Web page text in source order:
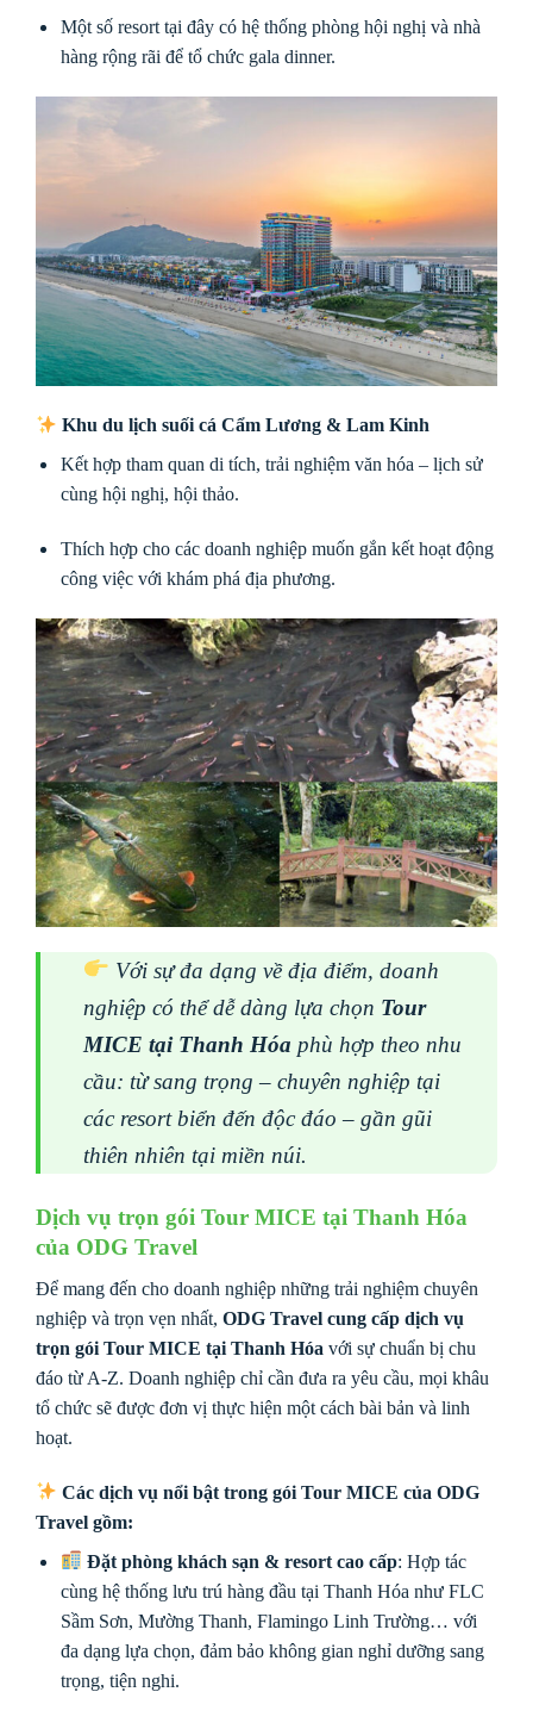
Một số resort tại đây có hệ thống phòng hội nghị và nhà
hàng rộng rãi để tổ chức gala dinner.
Khu du lịch suối cá Cẩm Lương & Lam Kinh
Kết hợp tham quan di tích, trải nghiệm văn hóa – lịch sử
cùng hội nghị, hội thảo.
Thích hợp cho các doanh nghiệp muốn gắn kết hoạt động
công việc với khám phá địa phương.
Với sự đa dạng về địa điểm, doanh
nghiệp có thể dễ dàng lựa chọn Tour
MICE tại Thanh Hóa phù hợp theo nhu
cầu: từ sang trọng – chuyên nghiệp tại
các resort biển đến độc đáo – gần gũi
thiên nhiên tại miền núi.
Dịch vụ trọn gói Tour MICE tại Thanh Hóa
của ODG Travel
Để mang đến cho doanh nghiệp những trải nghiệm chuyên
nghiệp và trọn vẹn nhất, ODG Travel cung cấp dịch vụ
trọn gói Tour MICE tại Thanh Hóa với sự chuẩn bị chu
đáo từ A-Z. Doanh nghiệp chỉ cần đưa ra yêu cầu, mọi khâu
tổ chức sẽ được đơn vị thực hiện một cách bài bản và linh
hoạt.
Các dịch vụ nổi bật trong gói Tour MICE của ODG
Travel gồm:
Đặt phòng khách sạn & resort cao cấp: Hợp tác
cùng hệ thống lưu trú hàng đầu tại Thanh Hóa như FLC
Sầm Sơn, Mường Thanh, Flamingo Linh Trường… với
đa dạng lựa chọn, đảm bảo không gian nghỉ dưỡng sang
trọng, tiện nghi.